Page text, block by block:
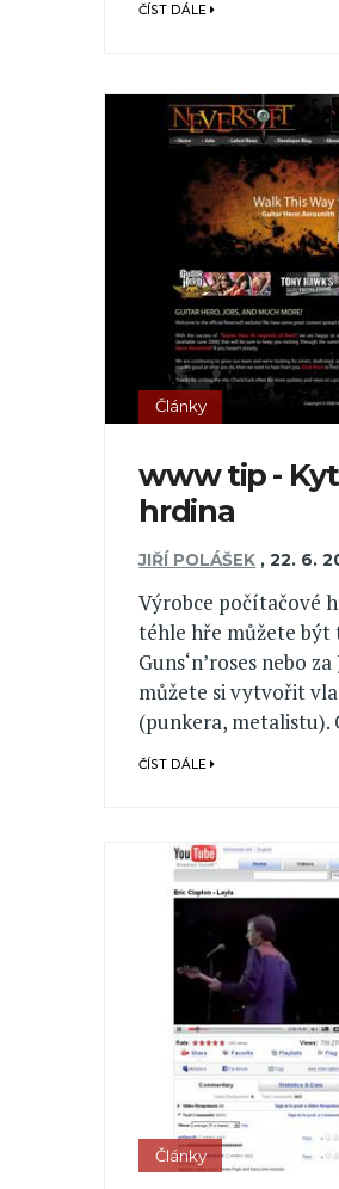
ČÍST DÁLE
Články
www tip -
hrdina
JIŘÍ POLÁŠEK ,22. 6.
Výrobce počítačové
téhle hře můžete být
Guns‘n’roses nebo
můžete si vytvořit
(punkera, metalistu).
ČÍST DÁLE
Články